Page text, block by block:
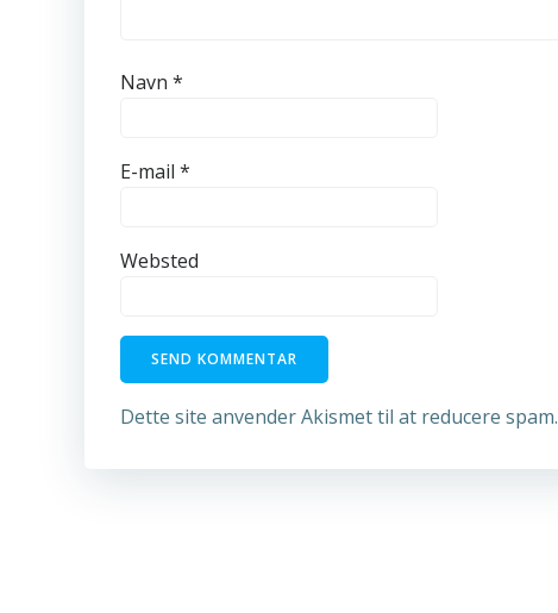
Navn *
E-mail *
Websted
Dette site anvender Akismet til at reducere spam.